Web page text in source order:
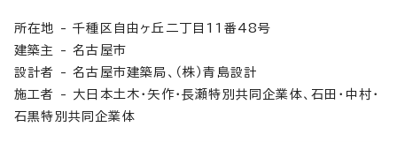
所在地 - 千種区自由ヶ丘二丁目11番48号
建築主 - 名古屋市
設計者 - 名古屋市建築局、（株）青島設計
施工者 - 大日本土木・矢作・長瀬特別共同企業体、石田・中村・
石黒特別共同企業体